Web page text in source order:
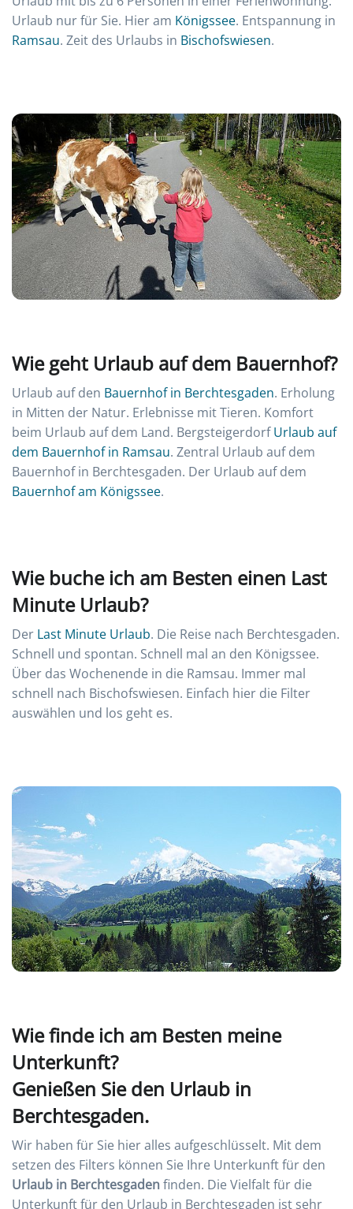
Urlaub nur für Sie. Hier am Königssee. Entspannung in
Ramsau. Zeit des Urlaubs in Bischofswiesen.
Wie geht Urlaub auf dem Bauernhof?
Urlaub auf den Bauernhof in Berchtesgaden. Erholung
in Mitten der Natur. Erlebnisse mit Tieren. Komfort
beim Urlaub auf dem Land. BergsteigerdorfUrlaub auf
dem Bauernhof in Ramsau. Zentral Urlaub auf dem
Bauernhof in Berchtesgaden. Der Urlaub auf dem
Bauernhof am Königssee.
Wie buche ich am Besten einen Last
Minute Urlaub?
Der Last Minute Urlaub. Die Reise nach Berchtesgaden.
Schnell und spontan. Schnell mal an den Königssee.
Über das Wochenende in die Ramsau. Immer mal
schnell nach Bischofswiesen. Einfach hier die Filter
auswählen und los geht es.
Wie finde ich am Besten meine
Unterkunft?
Genießen Sie den Urlaub in
Berchtesgaden.
Wir haben für Sie hier alles aufgeschlüsselt. Mit dem
setzen des Filters können Sie Ihre Unterkunft für den
Urlaub in Berchtesgadenfinden. Die Vielfalt für die
Unterkunft für den Urlaub in Berchtesgaden ist sehr